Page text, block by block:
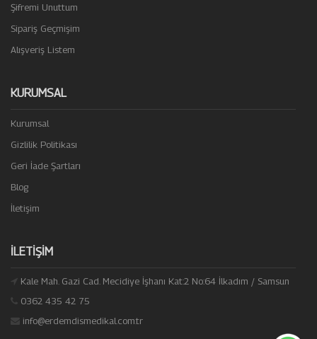
Şifremi Unuttum
Sipariş Geçmişim
Alışveriş Listem
KURUMSAL
Kurumsal
Gizlilik Politikası
Geri İade Şartları
Blog
İletişim
İLETIŞIM
Kale Mah. Gazi Cad. Mecidiye İşhanı Kat:2 No:64 İlkadım / Samsun
0362 435 42 75
info@erdemdismedikal.com.tr